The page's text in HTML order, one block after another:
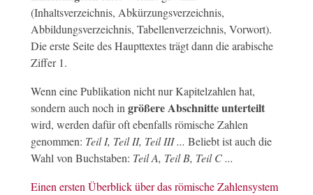
(Inhaltsverzeichnis, Abkürzungsverzeichnis,
Abbildungsverzeichnis, Tabellenverzeichnis, Vorwort).
Die erste Seite des Haupttextes trägt dann die arabische
Ziffer 1.
Wenn eine Publikation nicht nur Kapitelzahlen hat,
sondern auch noch in größere Abschnitte unterteilt
wird, werden dafür oft ebenfalls römische Zahlen
genommen: Teil I, Teil II, Teil III ... Beliebt ist auch die
Wahl von Buchstaben: Teil A, Teil B, Teil C ...
Einen ersten Überblick über das römische Zahlensystem